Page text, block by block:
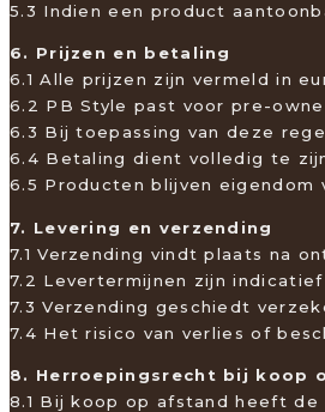
5.3 Indien een product
6. Prijzen en betaling
6.1 Alle prijzen zijn vermeld in
6.2 PB Style past voor pre-
6.3 Bij toepassing van deze
6.4 Betaling dient volledig te
6.5 Producten blijven
7. Levering en verzending
7.1 Verzending vindt plaats na
7.2 Levertermijnen zijn
7.3 Verzending geschiedt
7.4 Het risico van verlies of
8. Herroepingsrecht bij koop
8.1 Bij koop op afstand heeft